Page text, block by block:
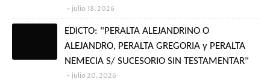
julio 18, 2026
EDICTO: "PERALTA ALEJANDRINO O
ALEJANDRO, PERALTA GREGORIA y PERALTA
NEMECIA S/ SUCESORIO SIN TESTAMENTAR"
julio 20, 2026